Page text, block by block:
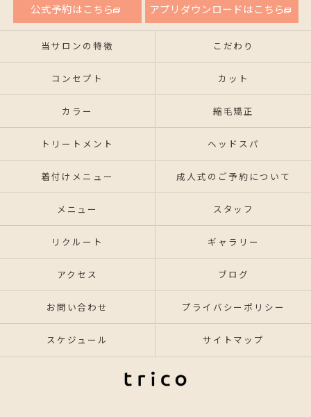
公式予約はこちら アプリダウンロードはこちら
当サロンの特徴 こだわり
コンセプト カット
カラー 縮毛矯正
トリートメント ヘッドスパ
着付けメニュー 成人式のご予約について
メニュー スタッフ
リクルート ギャラリー
アクセス ブログ
お問い合わせ プライバシーポリシー
スケジュール サイトマップ